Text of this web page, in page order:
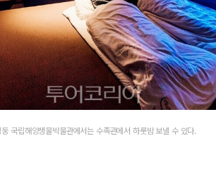
둥 국립해양생물박물관에서는 수족관에서 하룻밤 보낼 수 있다.